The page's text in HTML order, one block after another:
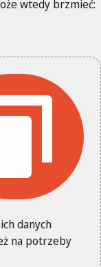
wtedy brzmieć:
danych
na potrzeby